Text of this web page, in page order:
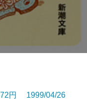
円 1999/04/26